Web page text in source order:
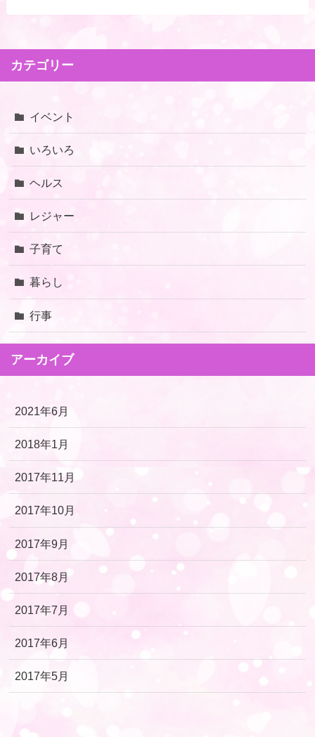
カテゴリー
イベント
いろいろ
ヘルス
レジャー
子育て
暮らし
行事
アーカイブ
2021年6月
2018年1月
2017年11月
2017年10月
2017年9月
2017年8月
2017年7月
2017年6月
2017年5月